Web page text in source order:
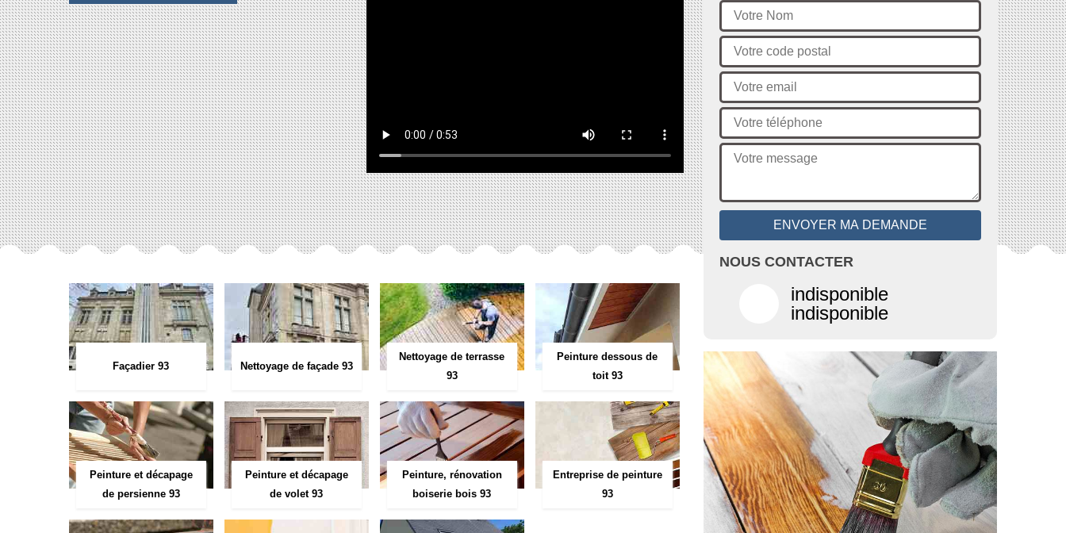
Façadier 93 Nettoyage de façade 93
Nettoyage de terrasse
93
Peinture dessous de
toit 93
Peinture et décapage
de persienne 93
Peinture et décapage
de volet 93
Peinture, rénovation
boiserie bois 93
Entreprise de peinture
93
NOUS CONTACTER
indisponible
indisponible